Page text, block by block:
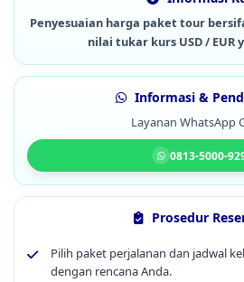
Penyesuaian harga paket tour
nilai tukar kurs USD / EUR
Informasi &
Layanan WhatsApp
0813-5000-
Prosedur
Pilih paket perjalanan dan jadwal
dengan rencana Anda.